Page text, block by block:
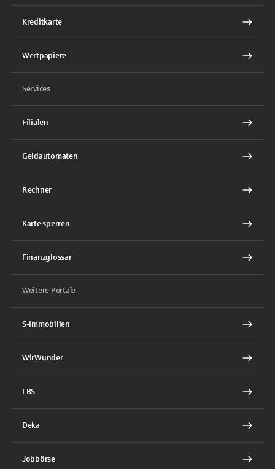
Kreditkarte
Wertpapiere
Services
Filialen
Geldautomaten
Rechner
Karte sperren
Finanzglossar
Weitere Portale
S-Immobilien
WirWunder
LBS
Deka
Jobbörse